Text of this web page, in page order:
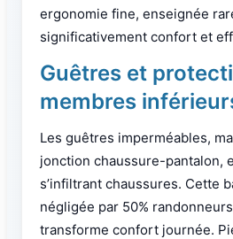
ergonomie fine, enseignée
significativement confort et
Guêtres et
membres
Les guêtres imperméables,
jonction chaussure-pantalon,
s’infiltrant chaussures. Cette
négligée par 50%
transforme confort journée.